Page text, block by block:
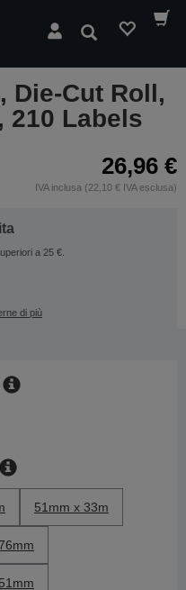
Cerca
Die-Cut Roll,
210 Labels
26,96 €
IVA inclusa (22,10 € IVA esclusa)
a 25 €.
di più
51mm x 33m